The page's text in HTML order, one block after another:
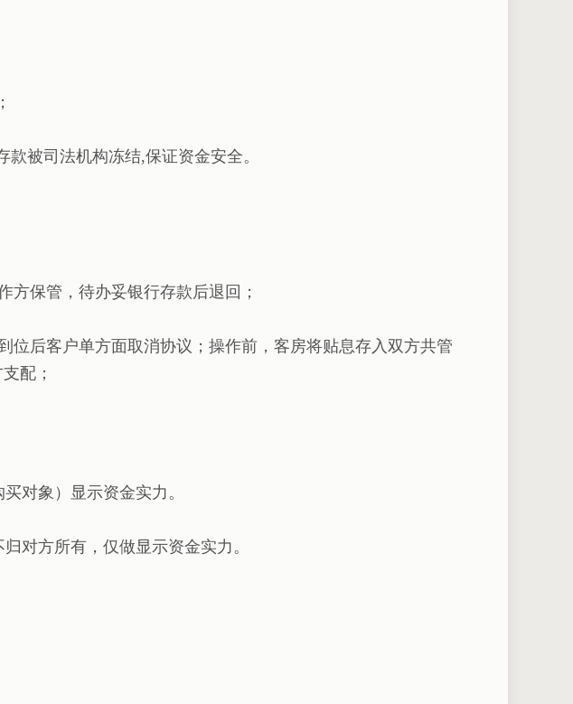
被司法机构冻结,保证资金安全。
方保管，待办妥银行存款后退回；
后客户单方面取消协议；操作前，客房将贴息存入双方共管
配；
对象）显示资金实力。
对方所有，仅做显示资金实力。